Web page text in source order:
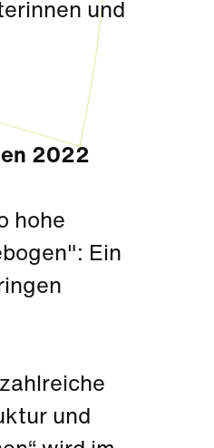
und
2022
hohe
Ein
und